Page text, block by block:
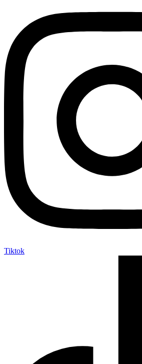
Tiktok